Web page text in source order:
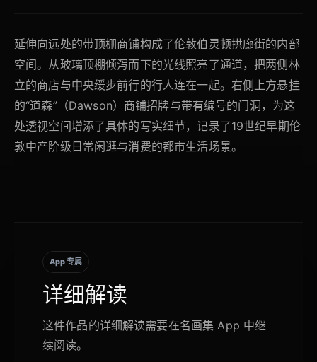
延伸向远处的带顶棚商铺构成了伦敦伯灵顿拱廊街的内部
空间。从玻璃顶棚倾泻而下的光线照亮了通道，把两侧林
立的商店与中央缓步前行的行人连在一起。右侧上方悬挂
的“道森”（Dawson）商铺招牌与带有编号的门洞，为这
处透视空间增添了具体的写实细节，记录了19世纪早期伦
敦中产阶级日常闲逛与消费的都市生活场景。
App 专属
详细解读
这件作品的详细解读需要在名画集 App 中继
续阅读。